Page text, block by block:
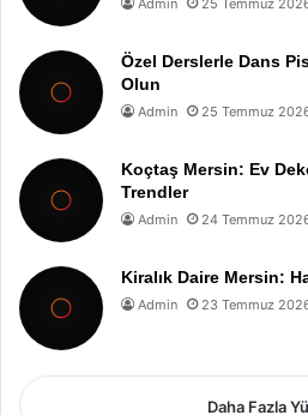
Özel Derslerle Dans
Olun
Admin 25 Temmuz
Koçtaş Mersin: Ev
Trendler
Admin 24 Temmuz
Kiralık Daire Mersin:
Admin 23 Temmuz
Daha Fazla